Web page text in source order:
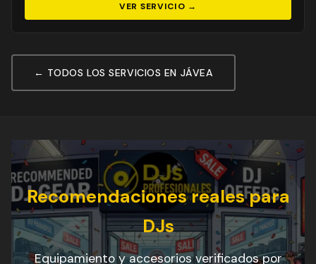
VER SERVICIO →
← TODOS LOS SERVICIOS EN JÁVEA
Recomendaciones reales para
DJs
Equipamiento y accesorios verificados por